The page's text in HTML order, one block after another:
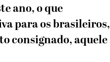
ano, o que
para os brasileiros,
consignado, aquele